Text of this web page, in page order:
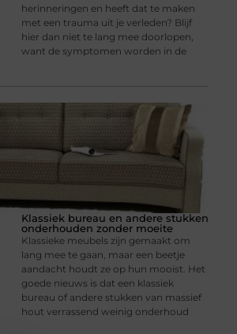
herinneringen en heeft dat te maken
met een trauma uit je verleden? Blijf
hier dan niet te lang mee doorlopen,
want de symptomen worden in de
Klassiek bureau en andere stukken
onderhouden zonder moeite
Klassieke meubels zijn gemaakt om
lang mee te gaan, maar een beetje
aandacht houdt ze op hun mooist. Het
goede nieuws is dat een klassiek
bureau of andere stukken van massief
hout verrassend weinig onderhoud